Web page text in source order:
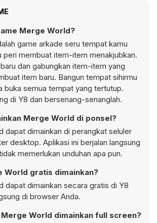
Merge World?
game arkade seru tempat kamu
peri membuat item-item menakjubkan.
dan gabungkan item-item yang
item baru. Bangun tempat sihirmu
buka semua tempat yang tertutup.
di Y8 dan bersenang-senanglah.
Merge World di ponsel?
dapat dimainkan di perangkat seluler
desktop. Aplikasi ini berjalan langsung
memerlukan unduhan apa pun.
World gratis dimainkan?
dapat dimainkan secara gratis di Y8
di browser Anda.
Merge World dimainkan full screen?